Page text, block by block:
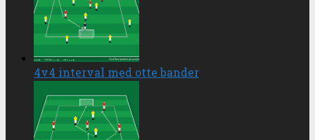
4v4 interval med otte bander